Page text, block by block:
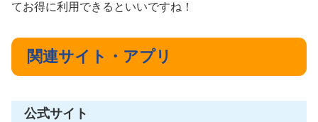
てお得に利用できるといいですね！
関連サイト・アプリ
公式サイト